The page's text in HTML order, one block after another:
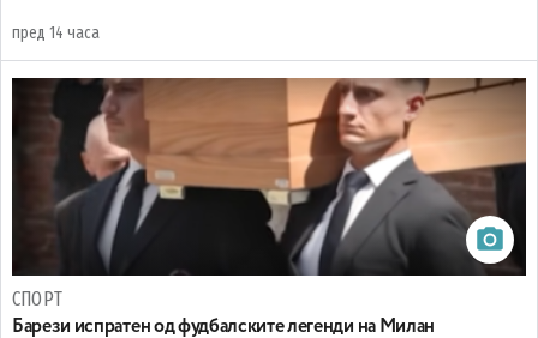
пред 14 часа
СПОРТ
Барези испратен од фудбалските легенди на Милан